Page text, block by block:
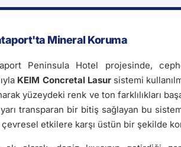
Mineral Koruma
Peninsula Hotel projesinde,
KEIM Concretal Lasursistemi
yüzeydeki renk ve ton farklılıkları
transparan bir bitiş sağlayan bu
etkilere karşı üstün bir şekilde